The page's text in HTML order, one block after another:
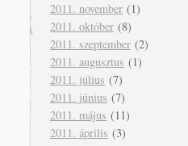
2011. november (1)
2011. október (8)
2011. szeptember (2)
2011. augusztus (1)
2011. július (7)
2011. június (7)
2011. május (11)
2011. április (3)